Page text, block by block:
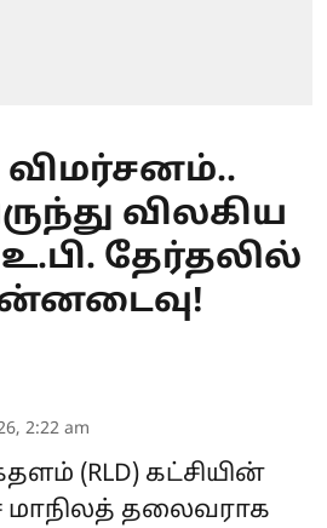
விமர்சனம்..
விலகிய
தேர்தலில்
2:22 am
(RLD) கட்சியின்
மாநிலத் தலைவராக